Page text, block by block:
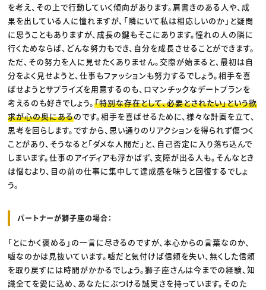
を考え、その上で行動していく傾向があります。肩書きのある人や、成
果を出している人に憧れますが、「隣にいて私は相応しいのか」と疑問
に思うこともありますが、成長の鍵もそこにあります。憧れの人の隣に
行くためならば、どんな努力もでき、自分を成長させることができます。
ただ、その努力を人に見せたくありません。交際が始まると、最初は自
分をよく見せようと、仕事もファッションも努力するでしょう。相手を喜
ばせようとサプライズを用意するのも、ロマンチックなデートプランを
考えるのも好きでしょう。「特別な存在として、必要とされたい」という欲
求が心の奥にあるのです。相手を喜ばせるために、様々な計画を立て、
思考を回らします。ですから、思い通りのリアクションを得られず傷つく
ことがあり、そうなると「ダメな人間だ」と、自己否定に入り落ち込んで
しまいます。仕事のアイディアも浮かばず、支障が出る人も。そんなとき
は悩むより、目の前の仕事に集中して達成感を味うと回復するでしょ
う。
パートナーが獅子座の場合：
「とにかく褒める」の一言に尽きるのですが、本心からの言葉なのか、
嘘なのかは見抜いています。嘘だと気付けば信頼を失い、無くした信頼
を取り戻すには時間がかかるでしょう。獅子座さんは今までの経験、知
識全てを愛に込め、あなたにぶつける誠実さを持っています。そのた